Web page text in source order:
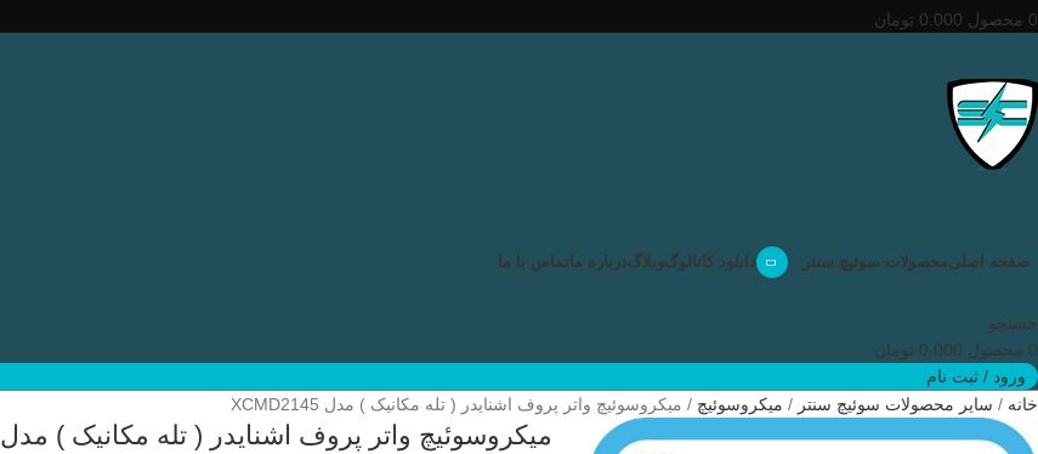
0 محصول 0.000 تومان
صفحه اصلیمحصولات سوئیچ سنتر دانلود کاتالوگوبلاگدرباره ماتماس با ما
جستجو
0 محصول 0.000 تومان
ورود / ثبت نام
خانه
سایر محصولات سوئیچ سنتر میکروسوئیچ میکروسوئیچ واتر پروف اشنایدر ( تله مکانیک ) مدل XCMD2145
میکروسوئیچ واتر پروف اشنایدر ( تله مکانیک ) مدل XCMD2145